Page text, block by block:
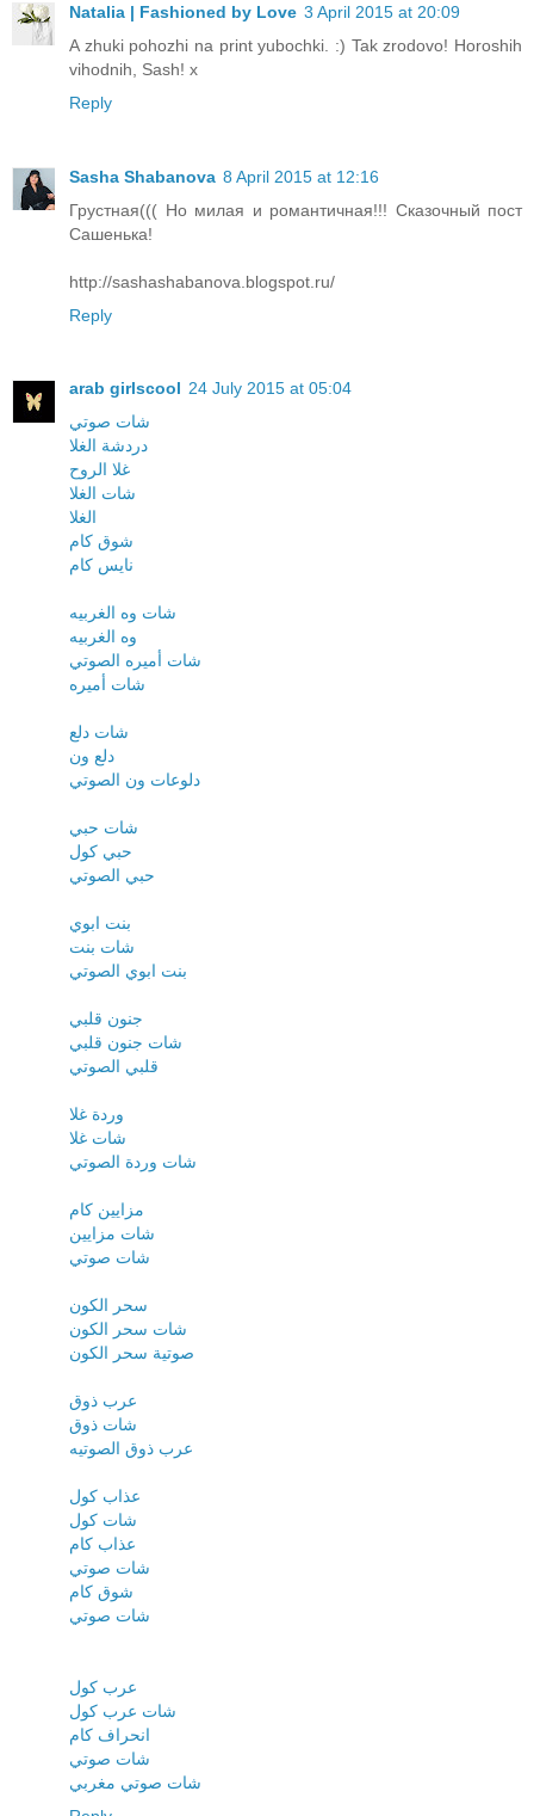
Natalia | Fashioned by Love 3 April 2015 at 20:09
A zhuki pohozhi na print yubochki. :) Tak zrodovo! Horoshih
vihodnih, Sash! x
Reply
Sasha Shabanova 8 April 2015 at 12:16
Грустная((( Но милая и романтичная!!! Сказочный пост
Сашенька!
http://sashashabanova.blogspot.ru/
Reply
arab girlscool 24 July 2015 at 05:04
شات صوتي
دردشة الغلا
غلا الروح
شات الغلا
الغلا
شوق كام
نايس كام
شات وه الغربيه
وه الغربيه
شات أميره الصوتي
شات أميره
شات دلع
دلع ون
دلوعات ون الصوتي
شات حبي
حبي كول
حبي الصوتي
بنت ابوي
شات بنت
بنت ابوي الصوتي
جنون قلبي
شات جنون قلبي
قلبي الصوتي
وردة غلا
شات غلا
شات وردة الصوتي
مزايين كام
شات مزايين
شات صوتي
سحر الكون
شات سحر الكون
صوتية سحر الكون
عرب ذوق
شات ذوق
عرب ذوق الصوتيه
عذاب كول
شات كول
عذاب كام
شات صوتي
شوق كام
شات صوتي
عرب كول
شات عرب كول
انحراف كام
شات صوتي
شات صوتي مغربي